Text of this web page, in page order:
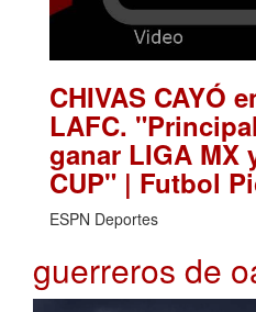
CHIVAS CAYÓ
LAFC.
ganar LIGA MX
CUP" | Futbol
ESPN Deportes
guerreros de